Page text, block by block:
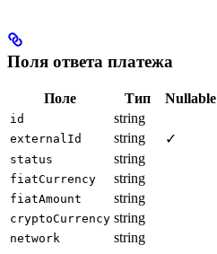
Поля ответа платежа
Поле Тип Nullable
id string
externalId string ✓
status string
fiatCurrency string
fiatAmount string
cryptoCurrency string
network string